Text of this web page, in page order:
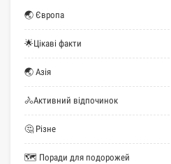
🌏 Європа
🌟Цікаві факти
🌏 Азія
🚴Активний відпочинок
🤔 Різне
🗺 Поради для подорожей